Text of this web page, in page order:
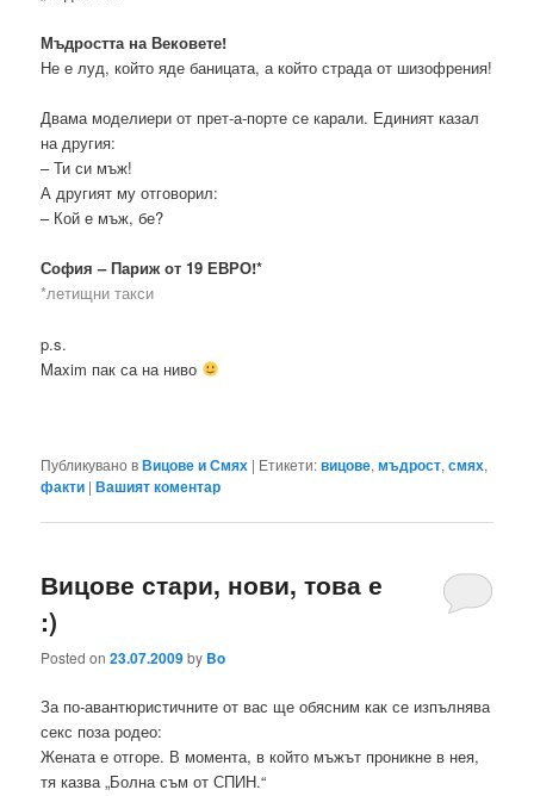
Мъдростта на Вековете!
Не е луд, който яде баницата, а който страда от шизофрения!
Двама моделиери от прет-а-порте се карали. Единият казал
на другия:
– Ти си мъж!
А другият му отговорил:
– Кой е мъж, бе?
София – Париж от 19 ЕВРО!*
*летищни такси
p.s.
Maxim пак са на ниво
Публикувано вВицове и Смях | Етикети:вицове,мъдрост,смях,
факти |Вашият коментар
Вицове стари, нови, това е
:)
Posted on23.07.2009by Bo
За по-авантюристичните от вас ще обясним как се изпълнява
секс поза родео:
Жената е отгоре. В момента, в който мъжът проникне в нея,
тя казва „Болна съм от СПИН.“